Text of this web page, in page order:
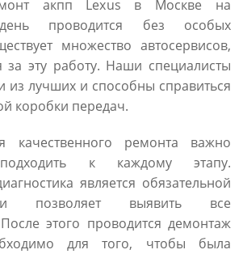
акпп Lexus в Москве на
проводится без особых
множество автосервисов,
за эту работу. Наши специалисты
из лучших и способны справиться
коробки передач.
качественного ремонта важно
подходить к каждому этапу.
является обязательной
позволяет выявить все
этого проводится демонтаж
для того, чтобы была